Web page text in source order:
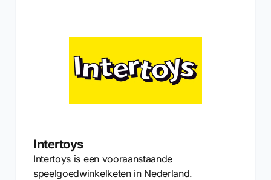
Intertoys
Intertoys is een vooraanstaande
speelgoedwinkelketen in Nederland.